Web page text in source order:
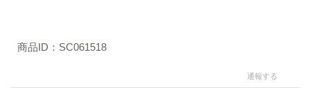
商品ID：SC061518
通報する